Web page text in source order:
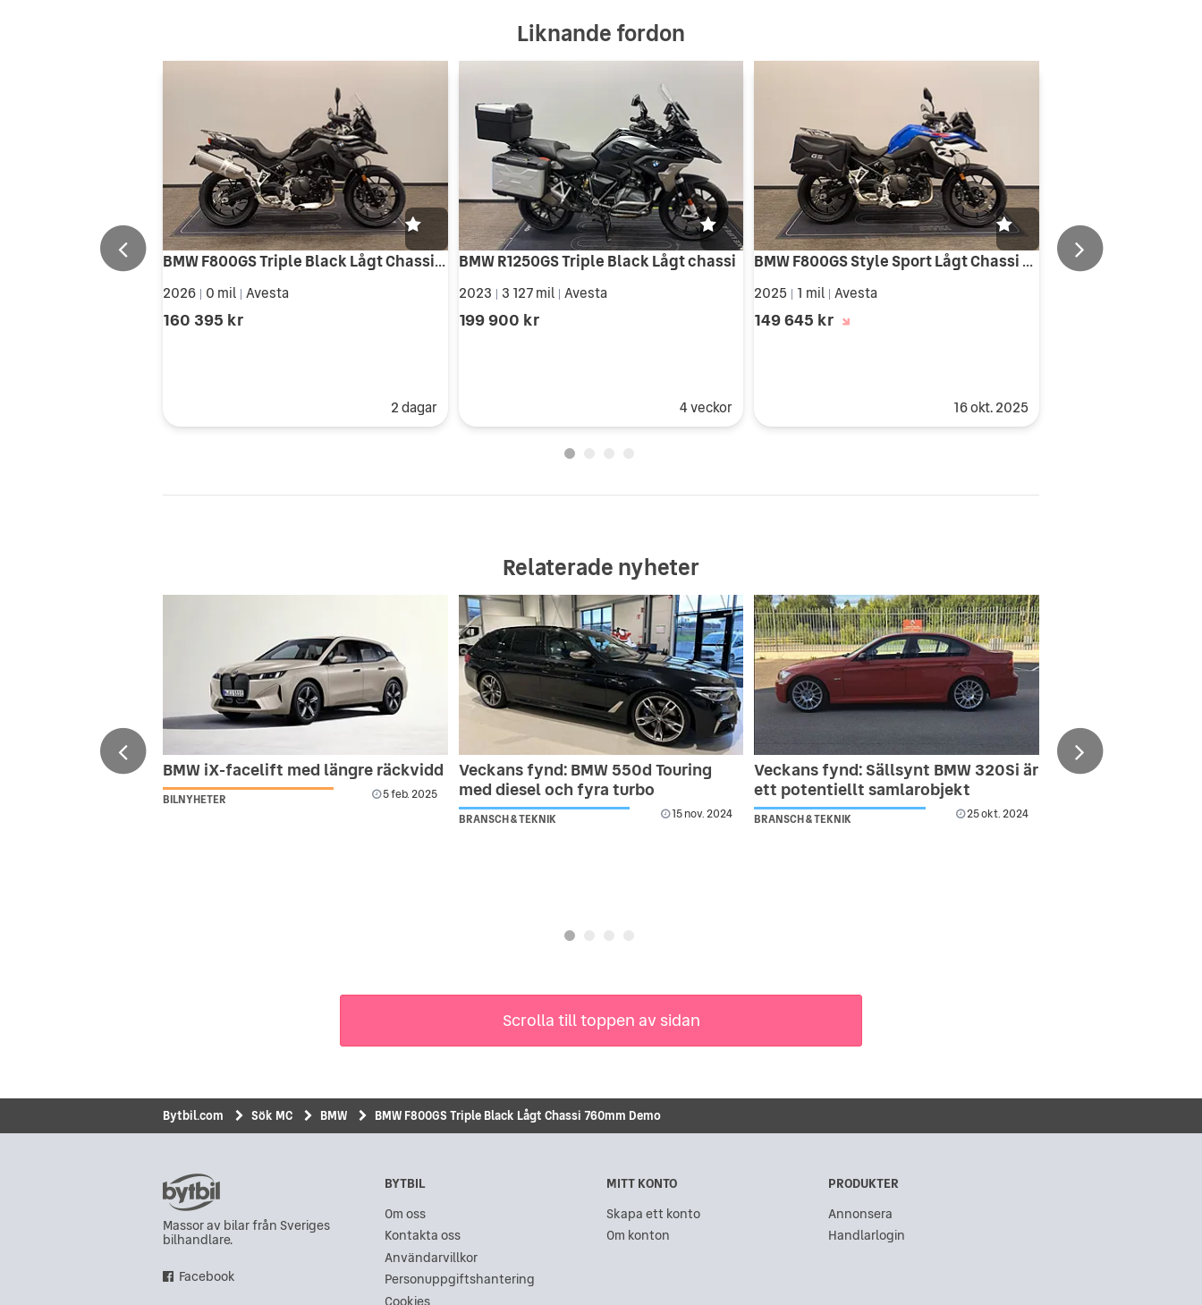
Liknande fordon
BMW F800GS Triple Black Lågt Chassi 760mm KAMPANJ Vario Sidoväskor i
2026 0 mil Avesta
160 395 kr
2 dagar
BMW R1250GS Triple Black Lågt chassi
2023 | 3 127 mil | Avesta
199 900 kr
4 veckor
BMW F800GS Style Sport Lågt Chassi Kampanj Spara 23390:-
2025 1 mil Avesta
149 645 kr
16 okt. 2025
Relaterade nyheter
BMW iX-facelift med längre räckvidd
BILNYHETER 5 feb. 2025
Veckans fynd: BMW 550d Touring
med diesel och fyra turbo
BRANSCH & TEKNIK 15 nov. 2024
Veckans fynd: Sällsynt BMW 320Si är
ett potentiellt samlarobjekt
BRANSCH & TEKNIK 25 okt. 2024
Scrolla till toppen av sidan
Bytbil.com Sök MC BMW BMW F800GS Triple Black Lågt Chassi 760mm Demo
Massor av bilar från Sveriges
bilhandlare.
Facebook
BYTBIL
Om oss
Kontakta oss
Användarvillkor
Personuppgiftshantering
Cookies
MITT KONTO
Skapa ett konto
Om konton
PRODUKTER
Annonsera
Handlarlogin